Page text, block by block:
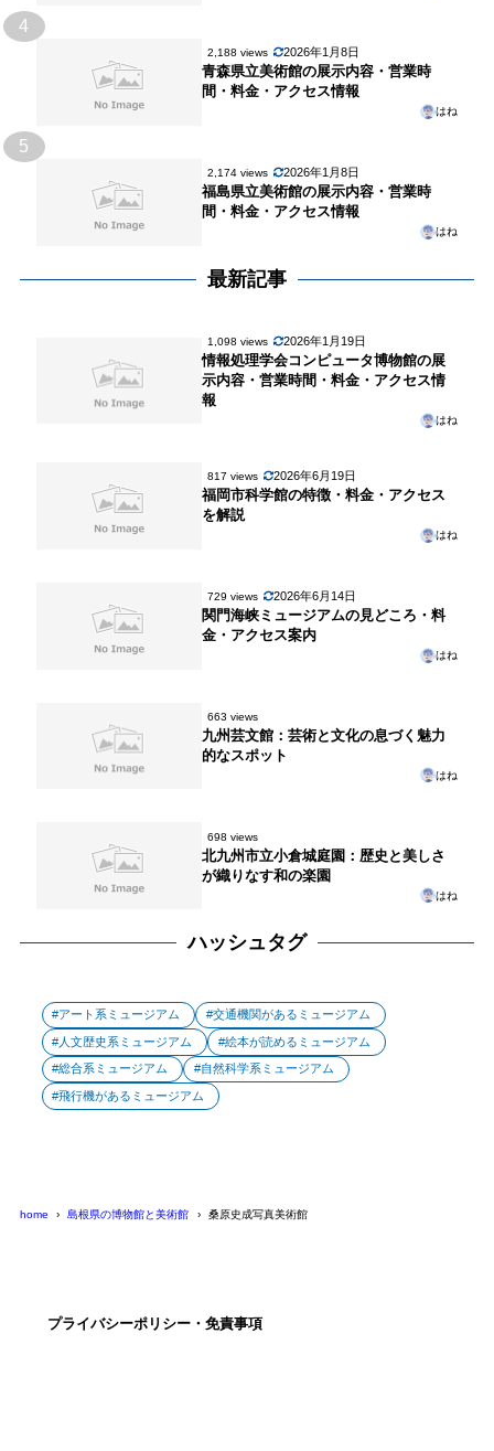
4
2,188 views 2026年1月8日
青森県立美術館の展示内容・営業時
間・料金・アクセス情報
はね
5
2,174 views 2026年1月8日
福島県立美術館の展示内容・営業時
間・料金・アクセス情報
はね
最新記事
1,098 views 2026年1月19日
情報処理学会コンピュータ博物館の展
示内容・営業時間・料金・アクセス情
報
はね
817 views 2026年6月19日
福岡市科学館の特徴・料金・アクセス
を解説
はね
729 views 2026年6月14日
関門海峡ミュージアムの見どころ・料
金・アクセス案内
はね
663 views
九州芸文館：芸術と文化の息づく魅力
的なスポット
はね
698 views
北九州市立小倉城庭園：歴史と美しさ
が織りなす和の楽園
はね
ハッシュタグ
アート系ミュージアム 交通機関があるミュージアム
人文歴史系ミュージアム 絵本が読めるミュージアム
総合系ミュージアム 自然科学系ミュージアム
飛行機があるミュージアム
home 島根県の博物館と美術館 桑原史成写真美術館
プライバシーポリシー・免責事項